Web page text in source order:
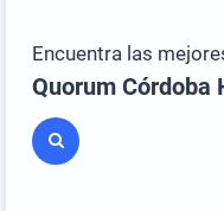
Encuentra las